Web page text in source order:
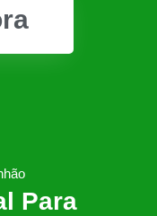
Para